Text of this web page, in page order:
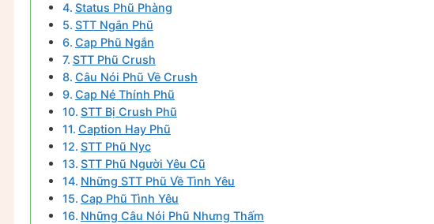
Status Phũ Phàng
STT Ngắn Phũ
Cap Phũ Ngắn
STT Phũ Crush
Câu Nói Phũ Về Crush
Cap Né Thính Phũ
STT Bị Crush Phũ
Caption Hay Phũ
STT Phũ Nyc
STT Phũ Người Yêu Cũ
Những STT Phũ Về Tình Yêu
Cap Phũ Tình Yêu
Những Câu Nói Phũ Nhưng Thấm